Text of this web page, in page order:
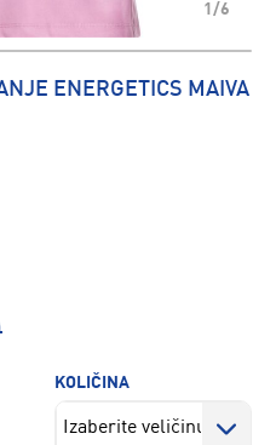
1/6
ENERGETICS MAIVA
KOLIČINA